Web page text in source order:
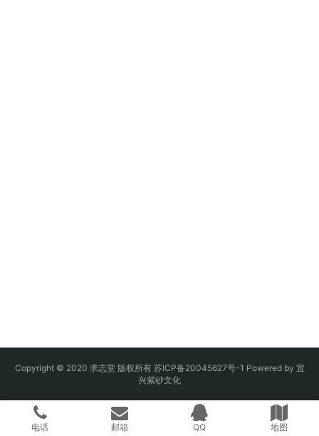
Copyright © 2020 求志堂 版权所有 苏ICP备20045627号-1 Powered by 宜
兴紫砂文化
电话 邮箱 QQ 地图